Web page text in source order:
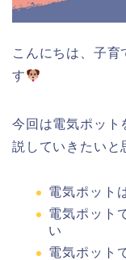
こんにちは、子
す
今回は電気ポット
説していきたいと
電気ポット
電気ポット
い
電気ポット